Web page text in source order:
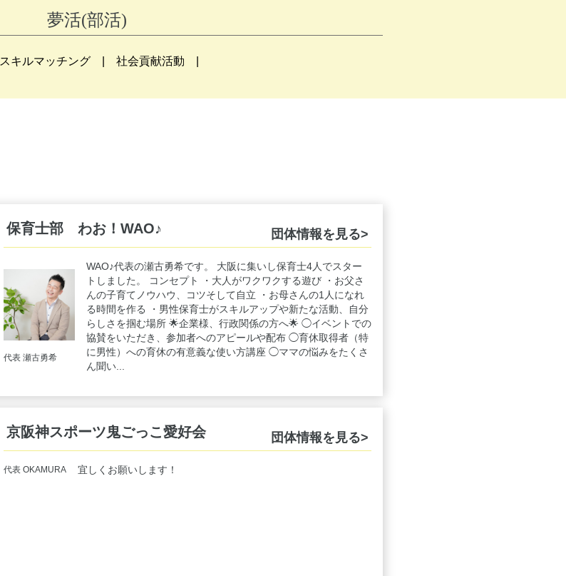
夢活(部活)
スキルマッチング 社会貢献活動
保育士部 わお！WAO♪ 団体情報を見る>
代表 瀬古勇希
WAO♪代表の瀬古勇希です。 大阪に集いし保育士4人でスター
トしました。 コンセプト ・大人がワクワクする遊び ・お父さ
んの子育てノウハウ、コツそして自立 ・お母さんの1人になれ
る時間を作る ・男性保育士がスキルアップや新たな活動、自分
らしさを掴む場所 🌟企業様、行政関係の方へ🌟 ◯イベントでの
協賛をいただき、参加者へのアピールや配布 ◯育休取得者（特
に男性）への育休の有意義な使い方講座 ◯ママの悩みをたくさ
ん聞い...
京阪神スポーツ鬼ごっこ愛好会 団体情報を見る>
代表 OKAMURA 宜しくお願いします！